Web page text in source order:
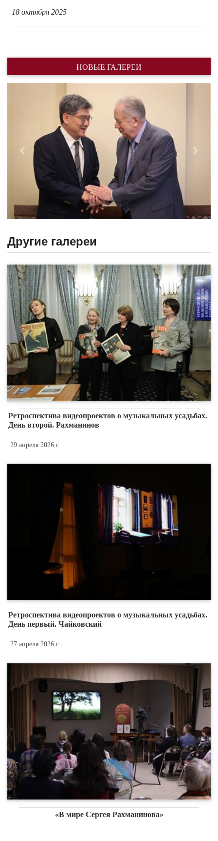
18 октября 2025
НОВЫЕ ГАЛЕРЕИ
Назад
Другие галереи
Ретроспектива видеопроектов о музыкальных усадьбах.
День второй. Рахманинов
29 апреля 2026 г.
Ретроспектива видеопроектов о музыкальных усадьбах.
День первый. Чайковский
27 апреля 2026 г.
«В мире Сергея Рахманинова»